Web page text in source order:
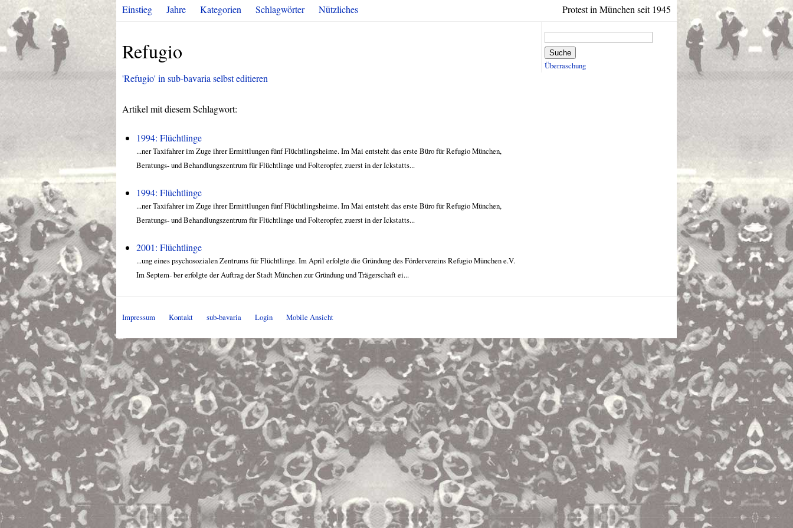
Protest in München seit 1945
Einstieg Jahre Kategorien Schlagwörter Nützliches
Refugio
'Refugio' in sub-bavaria selbst editieren
Artikel mit diesem Schlagwort:
1994: Flüchtlinge
...ner Taxifahrer im Zuge ihrer Ermittlungen fünf Flüchtlingsheime. Im Mai entsteht das erste Büro für Refugio München,
Beratungs- und Behandlungszentrum für Flüchtlinge und Folteropfer, zuerst in der Ickstatts...
1994: Flüchtlinge
...ner Taxifahrer im Zuge ihrer Ermittlungen fünf Flüchtlingsheime. Im Mai entsteht das erste Büro für Refugio München,
Beratungs- und Behandlungszentrum für Flüchtlinge und Folteropfer, zuerst in der Ickstatts...
2001: Flüchtlinge
...ung eines psychosozialen Zentrums für Flüchtlinge. Im April erfolgte die Gründung des Fördervereins Refugio München e.V.
Im Septem- ber erfolgte der Auftrag der Stadt München zur Gründung und Trägerschaft ei...
Suche
Überraschung
Impressum Kontakt sub-bavaria Login Mobile Ansicht